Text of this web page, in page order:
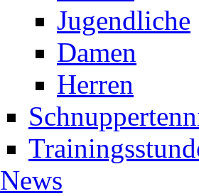
Jugendliche
Damen
Herren
News